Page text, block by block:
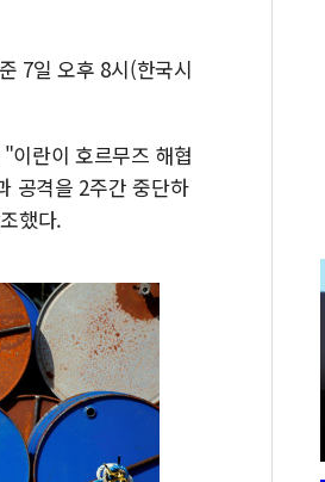
7일 오후 8시(한국시
이란이 호르무즈 해협
공격을 2주간 중단하
했다.